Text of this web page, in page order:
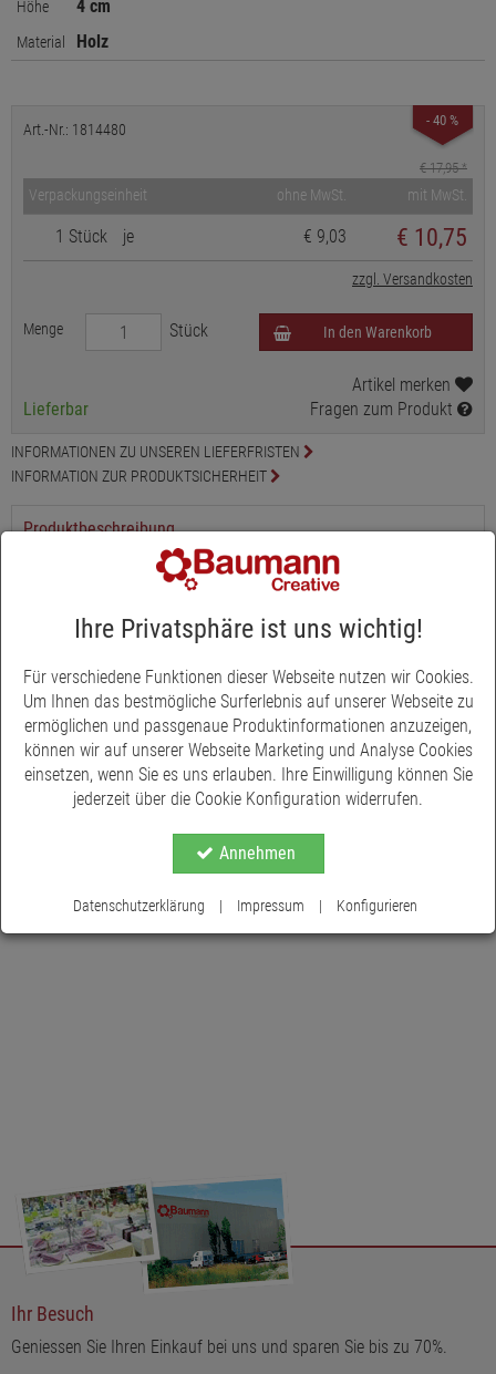
Höhe 4 cm
Material Holz
- 40 %
Art.-Nr.: 1814480
€ 17,95*
Verpackungseinheit ohne MwSt. mit MwSt.
1 Stück je € 9,03 € 10,75
zzgl. Versandkosten
Menge Stück In den Warenkorb
Lieferbar
Artikel merken
Fragen zum Produkt
INFORMATIONEN ZU UNSEREN LIEFERFRISTEN
INFORMATION ZUR PRODUKTSICHERHEIT
Produktbeschreibung
Dieses Flowerboard aus Holz für 4 Stabkerzen können Sie nach
Lust und Laune und eigenem Geschmack individuell dekorieren.
Die 12 gebohrten Löcher können mit Trockenblumen,
Kunstpflanzen und Steckern ausgestattet werden und der
Kerzenhalter wird so zum optischen Blickpunkt auf Tischen und
Möbeln. Er ist nicht nur in der Adventszeit verwendbar und kann
auch saisonal dekoriert werden. Sie erhalten mit ihm einen
Allrounder in stimmer Dekoration für das ganze Jahr. Größe: L
45 x B 4 x H 4 cm, für Kerzen Ø 22 geeigner. In den Farben weiß
und grau erhältlich.
Ihr Besuch
Geniessen Sie Ihren Einkauf bei uns und sparen Sie bis zu 70%.
Ihre Privatsphäre ist uns wichtig!
Für verschiedene Funktionen dieser Webseite nutzen wir Cookies.
Um Ihnen das bestmögliche Surferlebnis auf unserer Webseite zu
ermöglichen und passgenaue Produktinformationen anzuzeigen,
können wir auf unserer Webseite Marketing und Analyse Cookies
einsetzen, wenn Sie es uns erlauben. Ihre Einwilligung können Sie
jederzeit über die Cookie Konfiguration widerrufen.
Annehmen
Datenschutzerklärung | Impressum | Konfigurieren